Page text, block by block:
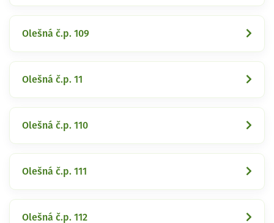
Olešná č.p. 109
Olešná č.p. 11
Olešná č.p. 110
Olešná č.p. 111
Olešná č.p. 112